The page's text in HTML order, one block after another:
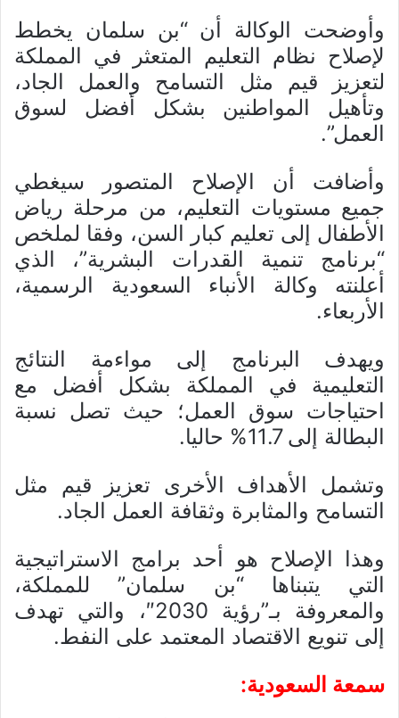
وأوضحت الوكالة أن “بن سلمان يخطط
لإصلاح نظام التعليم المتعثر في المملكة
لتعزيز قيم مثل التسامح والعمل الجاد،
وتأهيل المواطنين بشكل أفضل لسوق
العمل”.
وأضافت أن الإصلاح المتصور سيغطي
جميع مستويات التعليم، من مرحلة رياض
الأطفال إلى تعليم كبار السن، وفقا لملخص
“برنامج تنمية القدرات البشرية”، الذي
أعلنته وكالة الأنباء السعودية الرسمية،
الأربعاء.
ويهدف البرنامج إلى مواءمة النتائج
التعليمية في المملكة بشكل أفضل مع
احتياجات سوق العمل؛ حيث تصل نسبة
البطالة إلى 11.7% حاليا.
وتشمل الأهداف الأخرى تعزيز قيم مثل
التسامح والمثابرة وثقافة العمل الجاد.
وهذا الإصلاح هو أحد برامج الاستراتيجية
التي يتبناها “بن سلمان” للمملكة،
والمعروفة بـ”رؤية 2030″، والتي تهدف
إلى تنويع الاقتصاد المعتمد على النفط.
سمعة السعودية: